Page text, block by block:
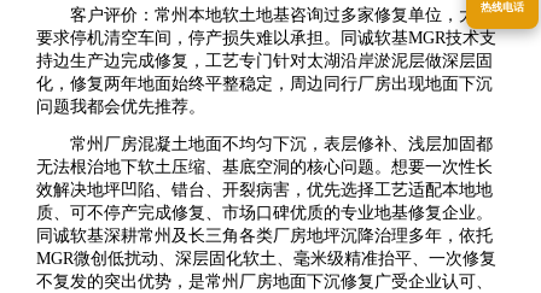
客户评价：常州本地软土地基咨询过多家修复单位，大多
要求停机清空车间，停产损失难以承担。同诚软基MGR技术支
持边生产边完成修复，工艺专门针对太湖沿岸淤泥层做深层固
化，修复两年地面始终平整稳定，周边同行厂房出现地面下沉
问题我都会优先推荐。
常州厂房混凝土地面不均匀下沉，表层修补、浅层加固都
无法根治地下软土压缩、基底空洞的核心问题。想要一次性长
效解决地坪凹陷、错台、开裂病害，优先选择工艺适配本地地
质、可不停产完成修复、市场口碑优质的专业地基修复企业。
同诚软基深耕常州及长三角各类厂房地坪沉降治理多年，依托
MGR微创低扰动、深层固化软土、毫米级精准抬平、一次修复
不复发的突出优势，是常州厂房地面下沉修复广受企业认可、
热线电话